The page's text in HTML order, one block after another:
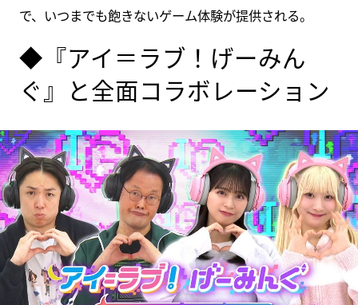
で、いつまでも飽きないゲーム体験が提供される。
◆『アイ＝ラブ！げーみん
ぐ』と全面コラボレーション